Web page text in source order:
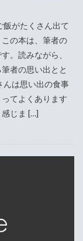
飯がたくさん出て
の本は、筆者の
。読みながら、
者の思い出とと
んは思い出の食事
てよくあります
じま […]